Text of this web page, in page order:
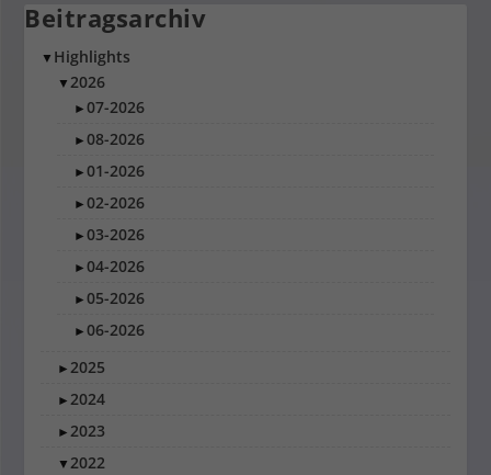
Beitragsarchiv
▼ Highlights
▼2026
►07-2026
►08-2026
►01-2026
►02-2026
►03-2026
►04-2026
►05-2026
►06-2026
►2025
►2024
►2023
▼2022